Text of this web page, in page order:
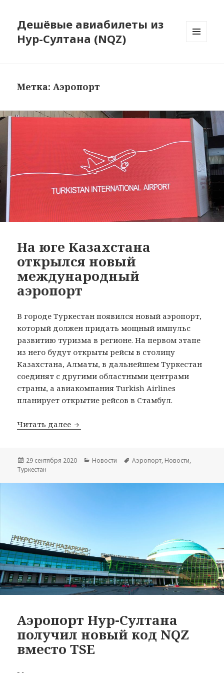
Дешёвые авиабилеты из
Нур-Султана (NQZ)
Метка:Аэропорт
На юге Казахстана
открылся новый
международный
аэропорт
В городе Туркестан появился новый аэропорт,
который должен придать мощный импульс
развитию туризма в регионе. На первом этапе
из него будут открыты рейсы в столицу
Казахстана, Алматы, в дальнейшем Туркестан
соединят с другими областными центрами
страны, а авиакомпания Turkish Airlines
планирует открытие рейсов в Стамбул.
Читать далее На юге Казахстана открылся новый
Опубликовано
29 сентября 2020 Рубрики
Новости Метки
Аэропорт, Новости,
Туркестан
Аэропорт Нур-Султана
получил новый код NQZ
вместо TSE